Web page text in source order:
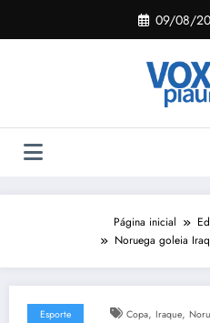
o
09/08/
Página inicial
Noruega goleia
Esporte Copa, Iraque,